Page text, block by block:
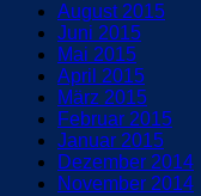
August 2015
Juni 2015
Mai 2015
April 2015
März 2015
Februar 2015
Januar 2015
Dezember 2014
November 2014